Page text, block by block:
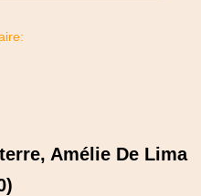
Amélie De Lima